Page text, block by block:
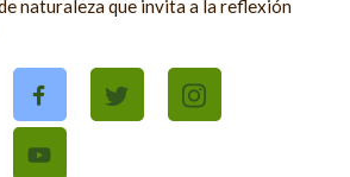
naturaleza que invita a la reflexión